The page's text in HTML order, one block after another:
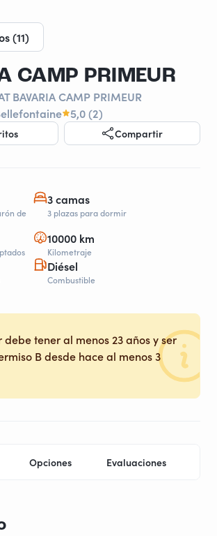
(11)
CAMP PRIMEUR
BAVARIA CAMP PRIMEUR
5,0 (2)
Compartir
de
3 camas
3 plazas para dormir
10000 km
Kilometraje
Diésel
Combustible
debe tener al menos 23 años y ser
B desde hace al menos 3
Opciones Evaluaciones